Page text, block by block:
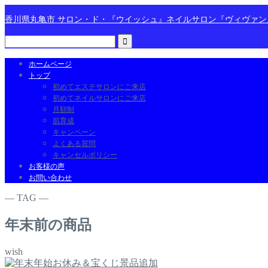
香川県丸亀市 サロン・ド・『ウイッシュ』ネイルサロン『ヴィヴァ
ホームページ
トップ
初めてエステサロンにご来店
初めてネイルサロンにご来店
月額制
肌育成
キャンペーン
よくある質問
キャンセルポリシー
お客様の声
お問い合わせ
― TAG ―
年末前の商品
wish